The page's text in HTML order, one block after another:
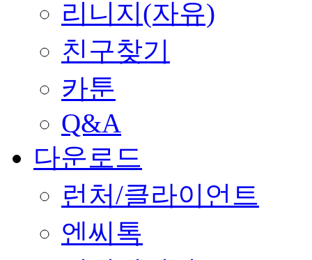
리니지(자유)
친구찾기
카툰
Q&A
다운로드
런처/클라이언트
엔씨톡